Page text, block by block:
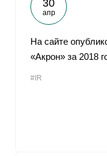
30
апр
На сайте
«Акрон» за 2018
#IR